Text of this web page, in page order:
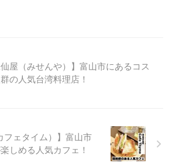
仙屋（みせんや）】富山市にあるコス
の人気台湾料理店！
フェタイム）】富山市
しめる人気カフェ！